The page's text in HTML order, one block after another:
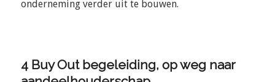
onderneming verder uit te bouwen.
4 Buy Out begeleiding, op weg naar